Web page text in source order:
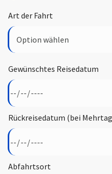
Art der Fahrt
Gewünschtes Reisedatum
Rückreisedatum (bei
Abfahrtsort